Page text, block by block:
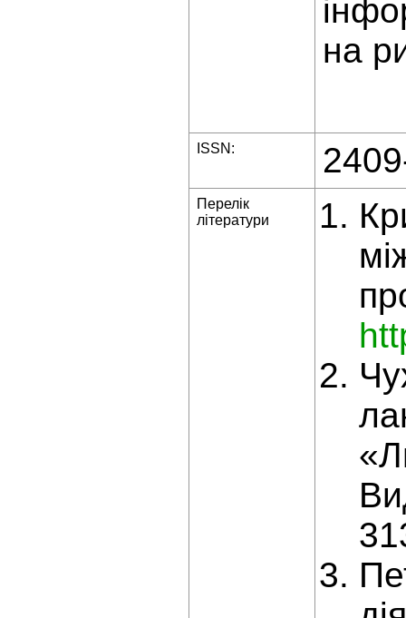
на
ISSN:
Перелік
літератури